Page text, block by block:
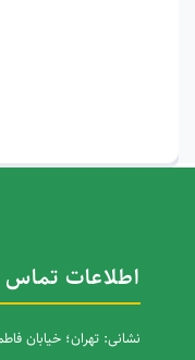
اطلاعات تماس
نشانی: تهران؛ خیابان